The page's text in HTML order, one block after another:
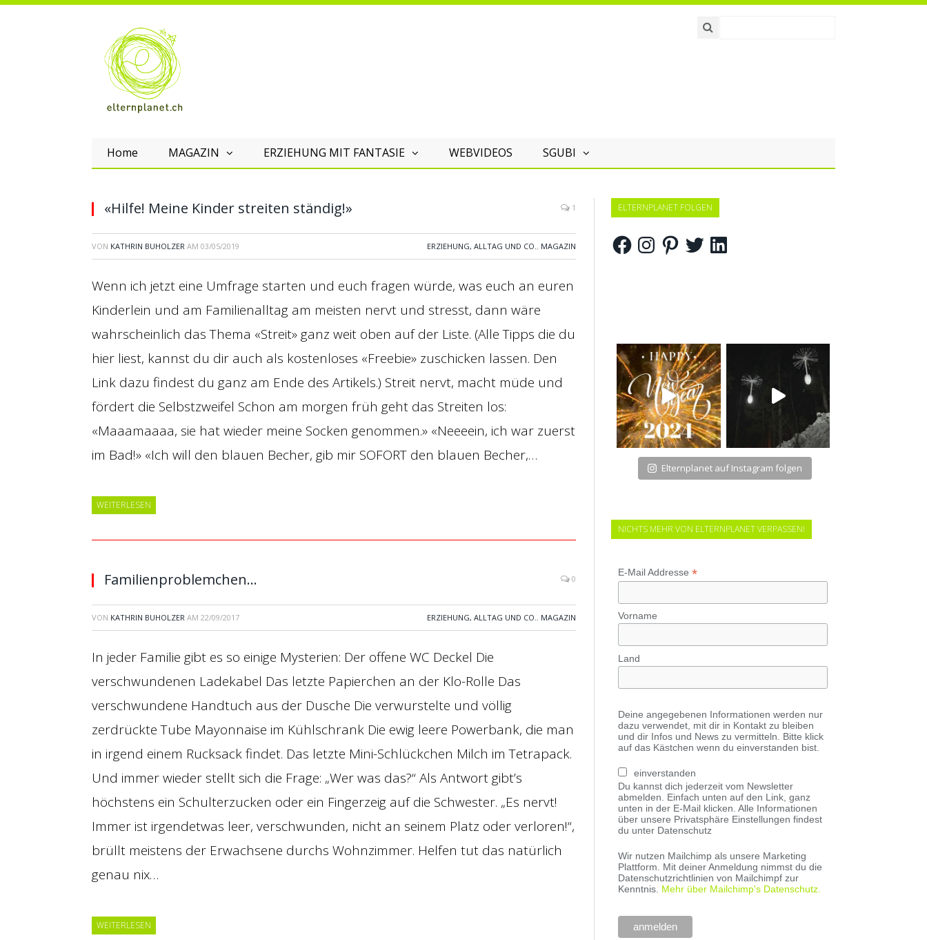
Home MAGAZIN ERZIEHUNG MIT FANTASIE WEBVIDEOS SGUBI
«Hilfe! Meine Kinder streiten ständig!» 1
VON KATHRIN BUHOLZER AM 03/05/2019 ERZIEHUNG, ALLTAG UND CO., MAGAZIN
Wenn ich jetzt eine Umfrage starten und euch fragen würde, was euch an euren
Kinderlein und am Familienalltag am meisten nervt und stresst, dann wäre
wahrscheinlich das Thema «Streit» ganz weit oben auf der Liste. (Alle Tipps die du
hier liest, kannst du dir auch als kostenloses «Freebie» zuschicken lassen. Den
Link dazu findest du ganz am Ende des Artikels.) Streit nervt, macht müde und
fördert die Selbstzweifel Schon am morgen früh geht das Streiten los:
«Maaamaaaa, sie hat wieder meine Socken genommen.» «Neeeein, ich war zuerst
im Bad!» «Ich will den blauen Becher, gib mir SOFORT den blauen Becher,…
WEITERLESEN
Familienproblemchen… 0
VON KATHRIN BUHOLZER AM 22/09/2017 ERZIEHUNG, ALLTAG UND CO., MAGAZIN
In jeder Familie gibt es so einige Mysterien: Der offene WC Deckel Die
verschwundenen Ladekabel Das letzte Papierchen an der Klo-Rolle Das
verschwundene Handtuch aus der Dusche Die verwurstelte und völlig
zerdrückte Tube Mayonnaise im Kühlschrank Die ewig leere Powerbank, die man
in irgend einem Rucksack findet. Das letzte Mini-Schlückchen Milch im Tetrapack.
Und immer wieder stellt sich die Frage: „Wer was das?“ Als Antwort gibt’s
höchstens ein Schulterzucken oder ein Fingerzeig auf die Schwester. „Es nervt!
Immer ist irgendetwas leer, verschwunden, nicht an seinem Platz oder verloren!“,
brüllt meistens der Erwachsene durchs Wohnzimmer. Helfen tut das natürlich
genau nix…
WEITERLESEN
ELTERNPLANET FOLGEN
FacebookInstagramPinterestTwitterLinkedIn
Elternplanet auf Instagram folgen
NICHTS MEHR VON ELTERNPLANET VERPASSEN!
E-Mail Addresse *
Vorname
Land
Deine angegebenen Informationen werden nur
dazu verwendet, mit dir in Kontakt zu bleiben
und dir Infos und News zu vermitteln. Bitte klick
auf das Kästchen wenn du einverstanden bist.
einverstanden
Du kannst dich jederzeit vom Newsletter
abmelden. Einfach unten auf den Link, ganz
unten in der E-Mail klicken. Alle Informationen
über unsere Privatsphäre Einstellungen findest
du unter Datenschutz
Wir nutzen Mailchimp als unsere Marketing
Plattform. Mit deiner Anmeldung nimmst du die
Datenschutzrichtlinien von Mailchimpf zur
Kenntnis. Mehr über Mailchimp's Datenschutz.